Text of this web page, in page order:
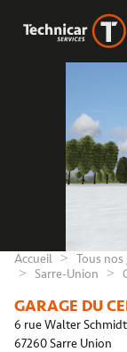
Accueil Tous nos
Sarre-Union
GARAGE DU
6 rue Walter
67260 Sarre Union